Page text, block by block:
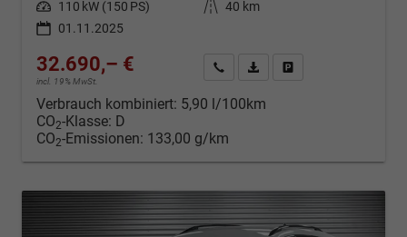
Leistung 110 kW (150 PS) Kilometerstand 40 km
01.11.2025
32.690,– €
incl. 19% MwSt.
Kontakt & Angebot anfordern
PDF-Datei, Fahrzeugexposé
Verbrauch kombiniert: 5,90 l/100km
CO2-Klasse: D
CO2-Emissionen: 133,00 g/km